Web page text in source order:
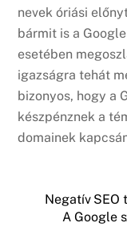
nevek óriási
bármit is a
esetében
igazságra tehát
bizonyos, hogy a
készpénznek a
domainek
Negatív SEO
A Google